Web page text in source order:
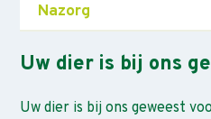
Nazorg
Uw dier is bij ons
Uw dier is bij ons geweest